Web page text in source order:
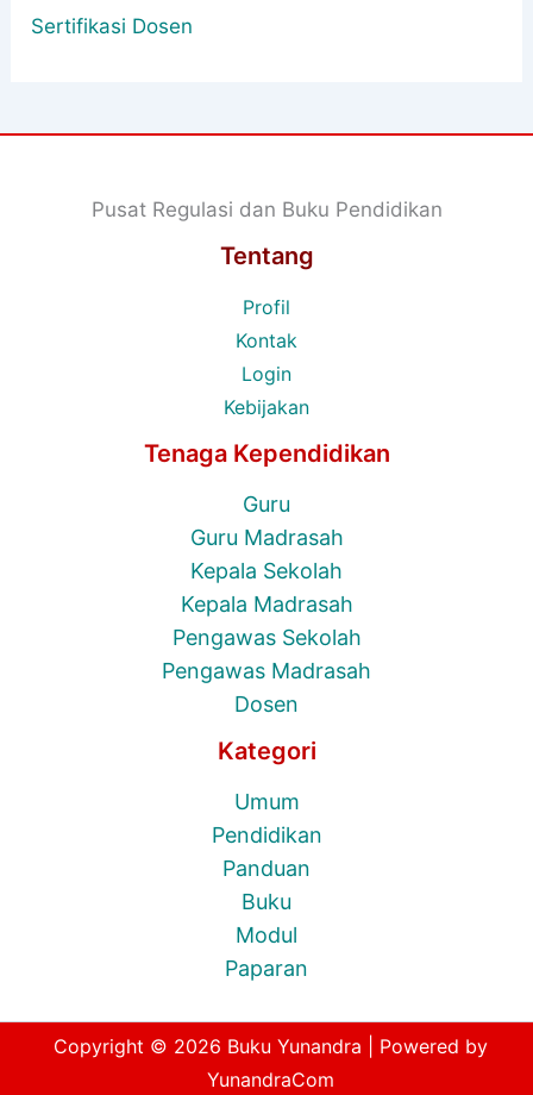
Sertifikasi Dosen
Pusat Regulasi dan Buku Pendidikan
Tentang
Profil
Kontak
Login
Kebijakan
Tenaga Kependidikan
Guru
Guru Madrasah
Kepala Sekolah
Kepala Madrasah
Pengawas Sekolah
Pengawas Madrasah
Dosen
Kategori
Umum
Pendidikan
Panduan
Buku
Modul
Paparan
Copyright © 2026 Buku Yunandra | Powered by
YunandraCom